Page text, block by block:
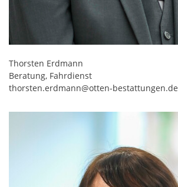
Thorsten Erdmann
Beratung, Fahrdienst
thorsten.erdmann@otten-bestattungen.de